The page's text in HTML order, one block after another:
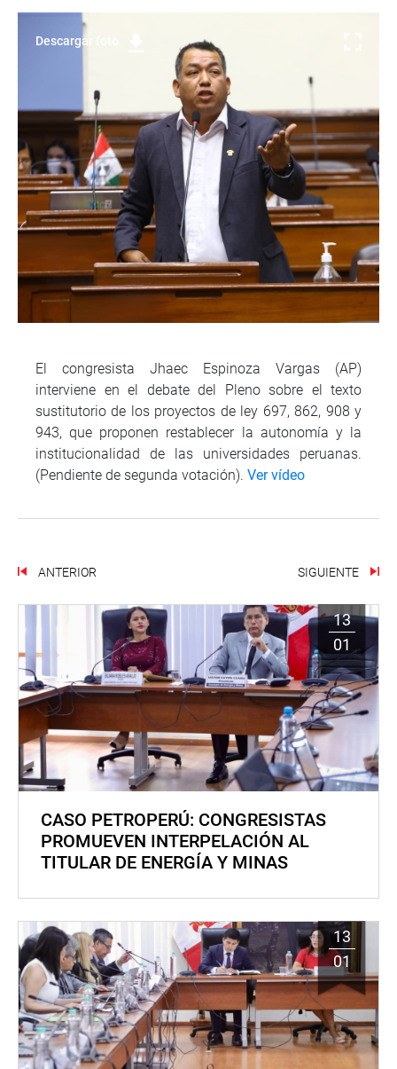
Descargar foto
El congresista Jhaec Espinoza Vargas (AP)
interviene en el debate del Pleno sobre el texto
sustitutorio de los proyectos de ley 697, 862, 908 y
943, que proponen restablecer la autonomía y la
institucionalidad de las universidades peruanas.
(Pendiente de segunda votación). Ver vídeo
ANTERIOR SIGUIENTE
13
01
CASO PETROPERÚ: CONGRESISTAS
PROMUEVEN INTERPELACIÓN AL
TITULAR DE ENERGÍA Y MINAS
13
01